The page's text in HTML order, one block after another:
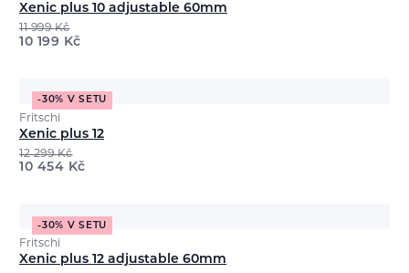
Xenic plus 10 adjustable 60mm
11 999Kč
10 199 Kč
-30% V SETU
Fritschi
Xenic plus 12
12 299Kč
10 454 Kč
-30% V SETU
Fritschi
Xenic plus 12 adjustable 60mm